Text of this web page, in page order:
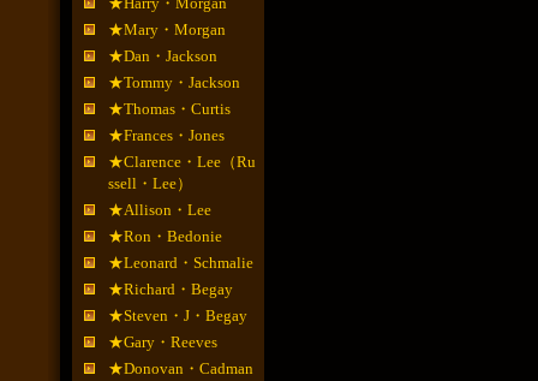
★Mary・Morgan
★Dan・Jackson
★Tommy・Jackson
★Thomas・Curtis
★Frances・Jones
★Clarence・Lee（Ru
ssell・Lee）
★Allison・Lee
★Ron・Bedonie
★Leonard・Schmalie
★Richard・Begay
★Steven・J・Begay
★Gary・Reeves
★Donovan・Cadman